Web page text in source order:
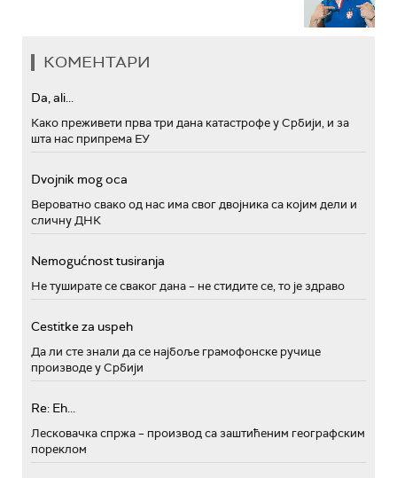
КОМЕНТАРИ
Da, ali...
Како преживети прва три дана катастрофе у Србији, и за
шта нас припрема ЕУ
Dvojnik mog oca
Вероватно свако од нас има свог двојника са којим дели и
сличну ДНК
Nemogućnost tusiranja
Не туширате се сваког дана – не стидите се, то је здраво
Cestitke za uspeh
Да ли сте знали да се најбоље грамофонске ручице
производе у Србији
Re: Eh...
Лесковачка спржа – производ са заштићеним географским
пореклом